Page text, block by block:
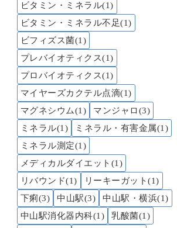
ビタミン・ミネラル(1)
ビタミン・ミネラル不足(1)
ビフィズス菌(1)
プレバイオティクス(1)
プロバイオティクス(1)
マイヤーズカクテル点滴(1)
マグネシウム(1)
マンジャロ(3)
ミネラル(1)
ミネラル・有害金属(1)
ミネラル測定(1)
メディカルダイエット(1)
リバウンド(1)
リーキーガット(1)
下痢(3)
中山駅(3)
中山駅・横浜(1)
中山駅消化器内科(1)
乳酸菌(1)